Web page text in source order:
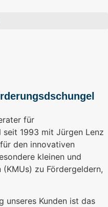
für
1993 mit Jürgen Lenz
den innovativen
kleinen und
zu Fördergeldern,
unseres Kunden ist das